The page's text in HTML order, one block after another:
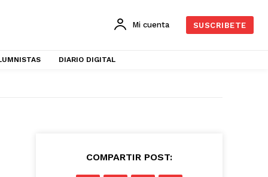
Mi cuenta SUSCRIBETE
DIARIO DIGITAL
COMPARTIR POST: